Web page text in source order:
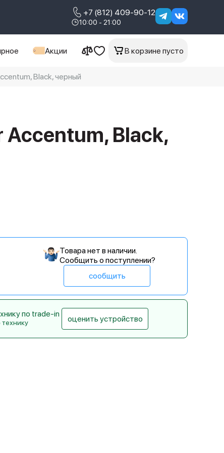
+7 (812) 409-90-12
10:00 - 21:00
Акции В корзине пусто
Black, черный
Accentum, Black,
Товара нет в наличии.
Сообщить о поступлении?
сообщить
по trade-in
оценить устройство